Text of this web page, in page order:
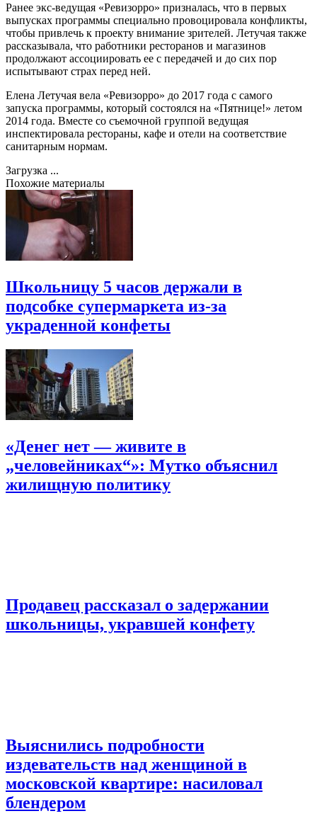
Ранее экс-ведущая «Ревизорро» призналась, что в первых
выпусках программы специально провоцировала конфликты,
чтобы привлечь к проекту внимание зрителей. Летучая также
рассказывала, что работники ресторанов и магазинов
продолжают ассоциировать ее с передачей и до сих пор
испытывают страх перед ней.
Елена Летучая вела «Ревизорро» до 2017 года с самого
запуска программы, который состоялся на «Пятнице!» летом
2014 года. Вместе со съемочной группой ведущая
инспектировала рестораны, кафе и отели на соответствие
санитарным нормам.
Загрузка ...
Похожие материалы
Школьницу 5 часов держали в
подсобке супермаркета из-за
украденной конфеты
«Денег нет — живите в
„человейниках“»: Мутко объяснил
жилищную политику
Продавец рассказал о задержании
школьницы, укравшей конфету
Выяснились подробности
издевательств над женщиной в
московской квартире: насиловал
блендером